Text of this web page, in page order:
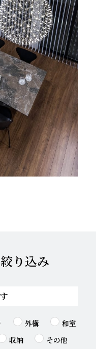
り込み
外構
和室
収納 その他